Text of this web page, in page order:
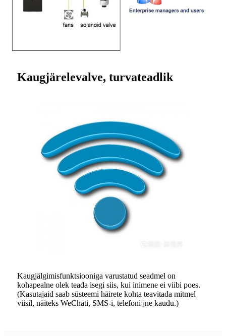
Kaugjärelevalve, turvateadlik
Kaugjälgimisfunktsiooniga varustatud seadmel on
kohapealne olek teada isegi siis, kui inimene ei viibi poes.
(Kasutajaid saab süsteemi häirete kohta teavitada mitmel
viisil, näiteks WeChati, SMS-i, telefoni jne kaudu.)